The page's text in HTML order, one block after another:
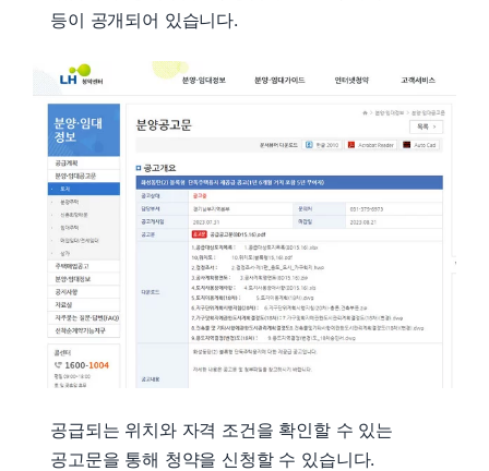
등이 공개되어 있습니다.
공급되는 위치와 자격 조건을 확인할 수 있는
공고문을 통해 청약을 신청할 수 있습니다.